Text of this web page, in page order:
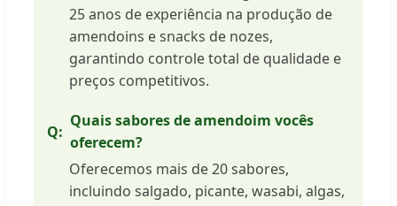
25 anos de experiência na produção de
amendoins e snacks de nozes,
garantindo controle total de qualidade e
preços competitivos.
Quais sabores de amendoim vocês
oferecem?
Oferecemos mais de 20 sabores,
incluindo salgado, picante, wasabi, algas,